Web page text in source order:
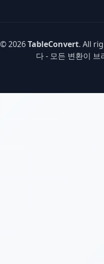
© 2026TableConvert. All
다 - 모든 변환이